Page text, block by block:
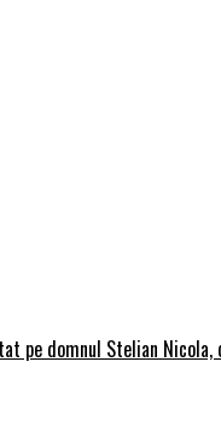
pe domnul Stelian